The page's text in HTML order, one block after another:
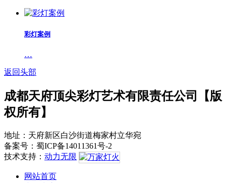
彩灯案例
…
返回头部
成都天府顶尖彩灯艺术有限责任公司【版
权所有】
地址：天府新区白沙街道梅家村立华宛
备案号：蜀ICP备14011361号-2
技术支持： 动力无限
网站首页